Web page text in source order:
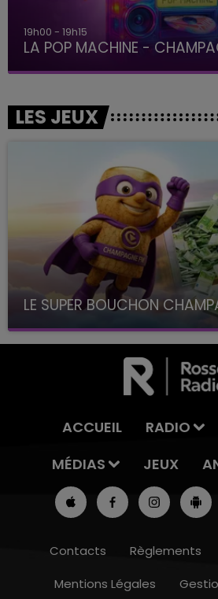
19h00 - 19h15
LA POP MACHINE -
LES JEUX
LE SUPER BOUCHON
avec La Famille Champagne
ACCUEIL RADIO
MÉDIAS
JEUX
Contacts Règlements
Mentions Légales